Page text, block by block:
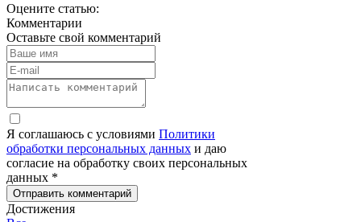
Оцените статью:
Комментарии
Оставьте свой комментарий
Я соглашаюсь с условиями Политики
обработки персональных данных и даю
согласие на обработку своих персональных
данных *
Отправить комментарий
Достижения